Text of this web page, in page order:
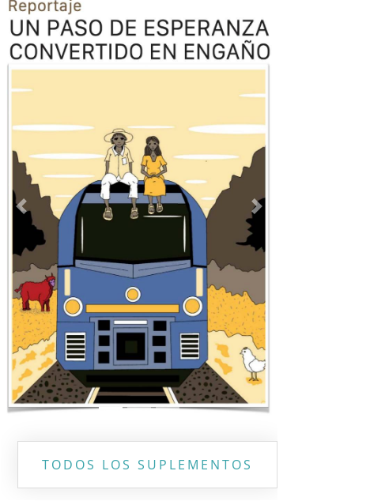
Previous Next
TODOS LOS SUPLEMENTOS